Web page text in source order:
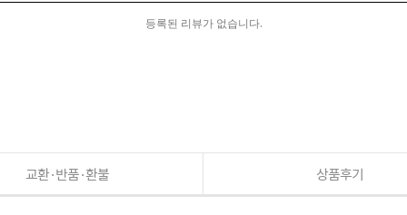
등록된 리뷰가 없습니다.
교환·반품·환불 상품후기